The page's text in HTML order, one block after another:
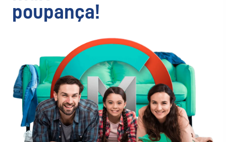
poupança!